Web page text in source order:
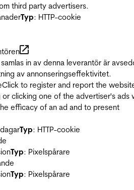
third party advertisers.
Typ: HTTP-cookie
in av denna leverantör är
av annonseringseffektivitet.
to register and report the
clicking one of the advertiser's ads
efficacy of an ad and to present
Typ: HTTP-cookie
Typ: Pixelspårare
Typ: Pixelspårare